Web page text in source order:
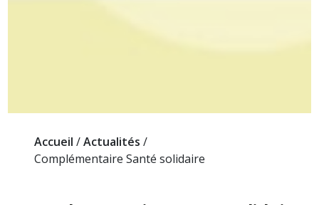
Accueil /Actualités /
Complémentaire Santé solidaire